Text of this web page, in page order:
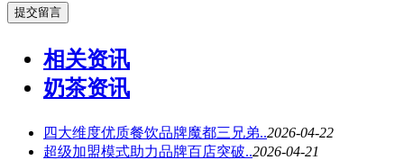
相关资讯
奶茶资讯
四大维度优质餐饮品牌魔都三兄弟..2026-04-22
超级加盟模式助力品牌百店突破..2026-04-21